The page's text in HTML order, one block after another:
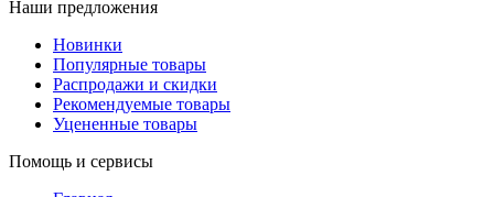
Наши предложения
Новинки
Популярные товары
Распродажи и скидки
Рекомендуемые товары
Уцененные товары
Помощь и сервисы